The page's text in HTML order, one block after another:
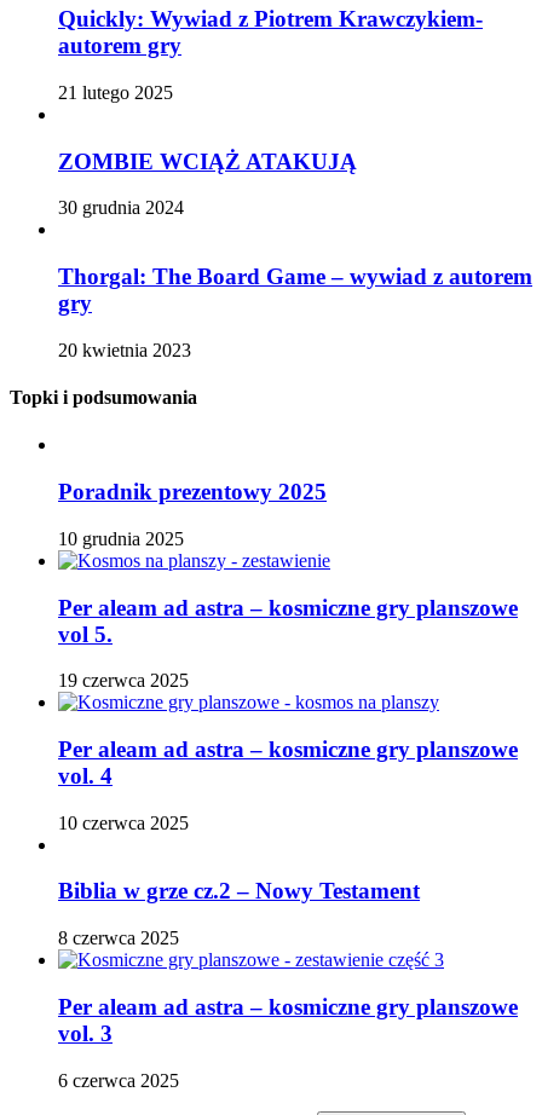
Quickly: Wywiad z Piotrem Krawczykiem-
autorem gry
21 lutego 2025
ZOMBIE WCIĄŻ ATAKUJĄ
30 grudnia 2024
Thorgal: The Board Game – wywiad z autorem
gry
20 kwietnia 2023
Topki i podsumowania
Poradnik prezentowy 2025
10 grudnia 2025
Per aleam ad astra – kosmiczne gry planszowe
vol 5.
19 czerwca 2025
Per aleam ad astra – kosmiczne gry planszowe
vol. 4
10 czerwca 2025
Biblia w grze cz.2 – Nowy Testament
8 czerwca 2025
Per aleam ad astra – kosmiczne gry planszowe
vol. 3
6 czerwca 2025